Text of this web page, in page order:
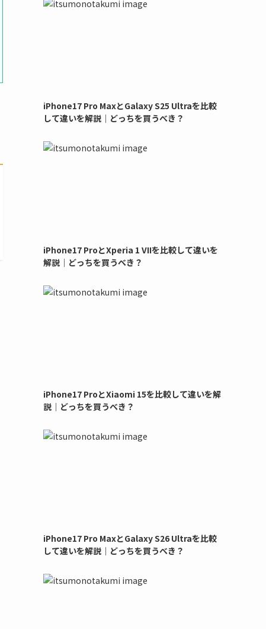
iPhone17 Pro MaxとGalaxy S25 Ultraを比較
して違いを解説｜どっちを買うべき？
iPhone17 ProとXperia 1 VIIを比較して違いを
解説｜どっちを買うべき？
iPhone17 ProとXiaomi 15を比較して違いを解
説｜どっちを買うべき？
iPhone17 Pro MaxとGalaxy S26 Ultraを比較
して違いを解説｜どっちを買うべき？